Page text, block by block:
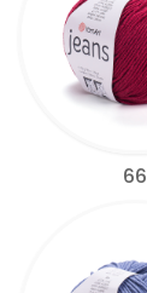
66